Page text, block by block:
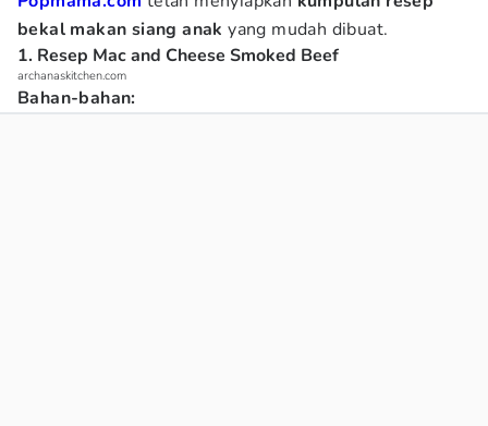
bekal makan siang anak yang mudah dibuat.
1. Resep Mac and Cheese Smoked Beef
archanaskitchen.com
Bahan-bahan: